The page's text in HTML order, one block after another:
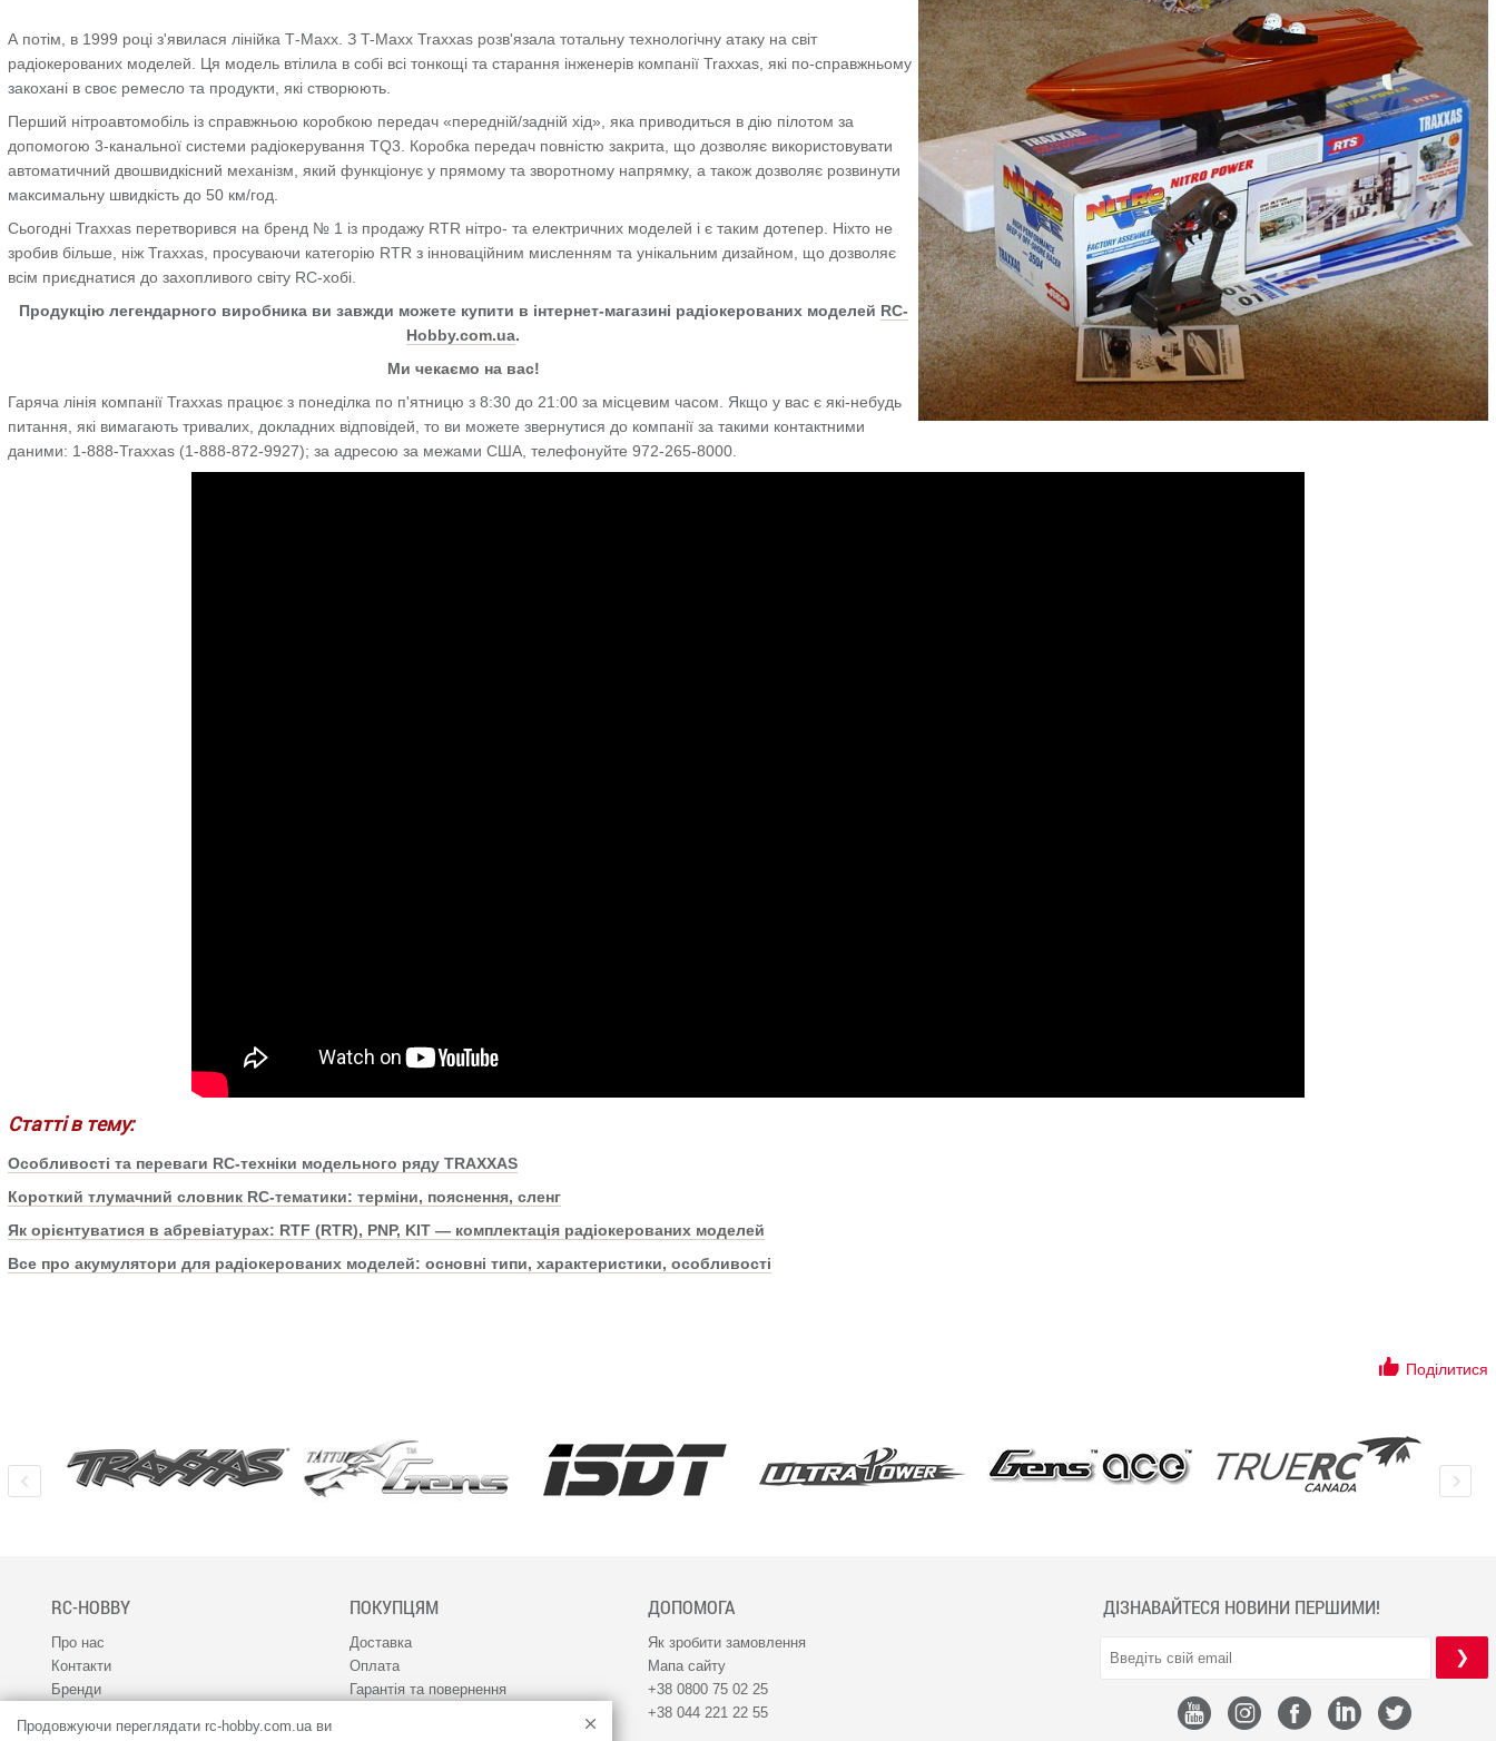
Продовжуючи переглядати rc-hobby.com.ua ви
А потім, в 1999 році з'явилася лінійка Т-Maxx. З T-Maxx Traxxas розв'язала тотальну технологічну атаку на світ
радіокерованих моделей. Ця модель втілила в собі всі тонкощі та старання інженерів компанії Traxxas, які по-справжньому
закохані в своє ремесло та продукти, які створюють.
Перший нітроавтомобіль із справжньою коробкою передач «передній/задній хід», яка приводиться в дію пілотом за
допомогою 3-канальної системи радіокерування TQ3. Коробка передач повністю закрита, що дозволяє використовувати
автоматичний двошвидкісний механізм, який функціонує у прямому та зворотному напрямку, а також дозволяє розвинути
максимальну швидкість до 50 км/год.
Сьогодні Traxxas перетворився на бренд № 1 із продажу RTR нітро- та електричних моделей і є таким дотепер. Ніхто не
зробив більше, ніж Traxxas, просуваючи категорію RTR з інноваційним мисленням та унікальним дизайном, що дозволяє
всім приєднатися до захопливого світу RC-хобі.
Продукцію легендарного виробника ви завжди можете купити в інтернет-магазині радіокерованих моделей RC-
Hobby.com.ua.
Ми чекаємо на вас!
Гаряча лінія компанії Traxxas працює з понеділка по п'ятницю з 8:30 до 21:00 за місцевим часом. Якщо у вас є які-небудь
питання, які вимагають тривалих, докладних відповідей, то ви можете звернутися до компанії за такими контактними
даними: 1-888-Traxxas (1-888-872-9927); за адресою за межами США, телефонуйте 972-265-8000.
Статті в тему:
Особливості та переваги RC-техніки модельного ряду TRAXXAS
Короткий тлумачний словник RC-тематики: терміни, пояснення, сленг
Як орієнтуватися в абревіатурах: RTF (RTR), PNP, KIT — комплектація радіокерованих моделей
Все про акумулятори для радіокерованих моделей: основні типи, характеристики, особливості
Поділитися
RC-HOBBY
Про нас
Контакти
Бренди
Співпраця
ПОКУПЦЯМ
Доставка
Оплата
Гарантія та повернення
ДОПОМОГА
Як зробити замовлення
Мапа сайту
+38 0800 75 02 25
+38 044 221 22 55
ДІЗНАВАЙТЕСЯ НОВИНИ ПЕРШИМИ!